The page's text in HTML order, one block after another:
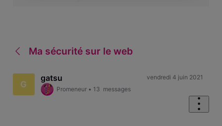
Ma sécurité sur le web
G
gatsu
Promeneur • 13 messages
vendredi 4 juin 2021